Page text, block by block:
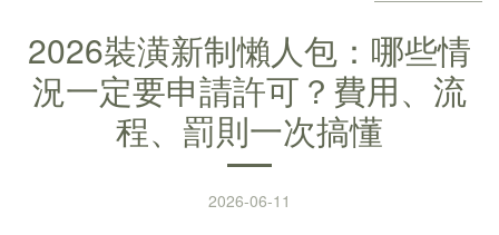
2026裝潢新制懶人包：哪些情
況一定要申請許可？費用、流
程、罰則一次搞懂
2026-06-11